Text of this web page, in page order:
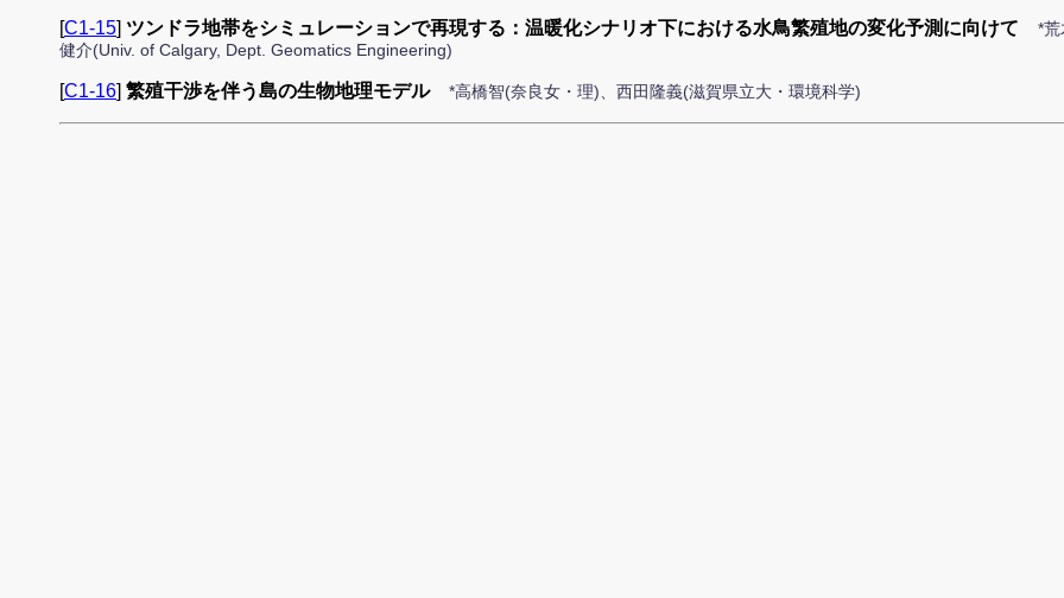
[C1-15] ツンドラ地帯をシミュレーションで再現する：温暖化シナリオ下における水鳥繁殖地の変化予測に向けて
*
健介(Univ. of Calgary, Dept. Geomatics Engineering)
[C1-16] 繁殖干渉を伴う島の生物地理モデル *高橋智(奈良女・理)、西田隆義(滋賀県立大・環境科学)